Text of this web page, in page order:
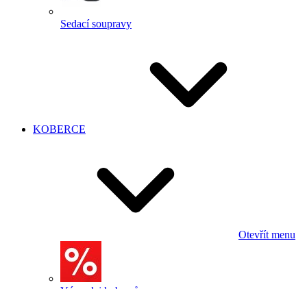
Sedací soupravy
KOBERCE
Otevřít menu